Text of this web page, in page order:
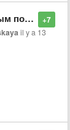
+7
профессии
il y a 13